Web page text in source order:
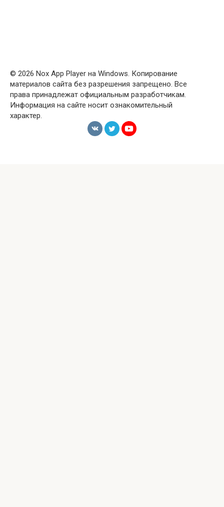
© 2026 Nox App Player на Windows. Копирование
материалов сайта без разрешения запрещено. Все
права принадлежат официальным разработчикам.
Информация на сайте носит ознакомительный
характер.